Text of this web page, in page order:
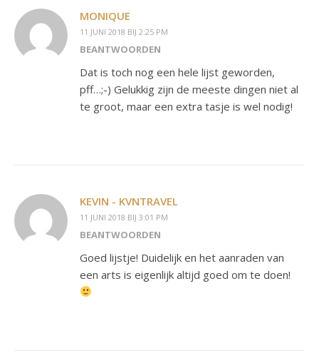
MONIQUE
11 JUNI 2018 BIJ 2:25 PM
BEANTWOORDEN
Dat is toch nog een hele lijst geworden,
pff…;-) Gelukkig zijn de meeste dingen niet al
te groot, maar een extra tasje is wel nodig!
KEVIN - KVNTRAVEL
11 JUNI 2018 BIJ 3:01 PM
BEANTWOORDEN
Goed lijstje! Duidelijk en het aanraden van
een arts is eigenlijk altijd goed om te doen!